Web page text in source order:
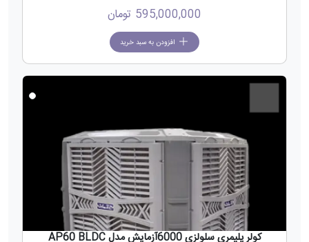
595,000,000 تومان
افزودن به سبد خرید
کولر پلیمری سلولزی 6000آزمایش مدل AP60 BLDC